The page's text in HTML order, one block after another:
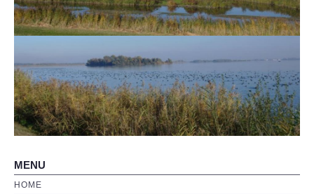
Wie zijn wij?
Hoe werken wij?
OPLOSSINGEN
CONTACT
MENU
HOME